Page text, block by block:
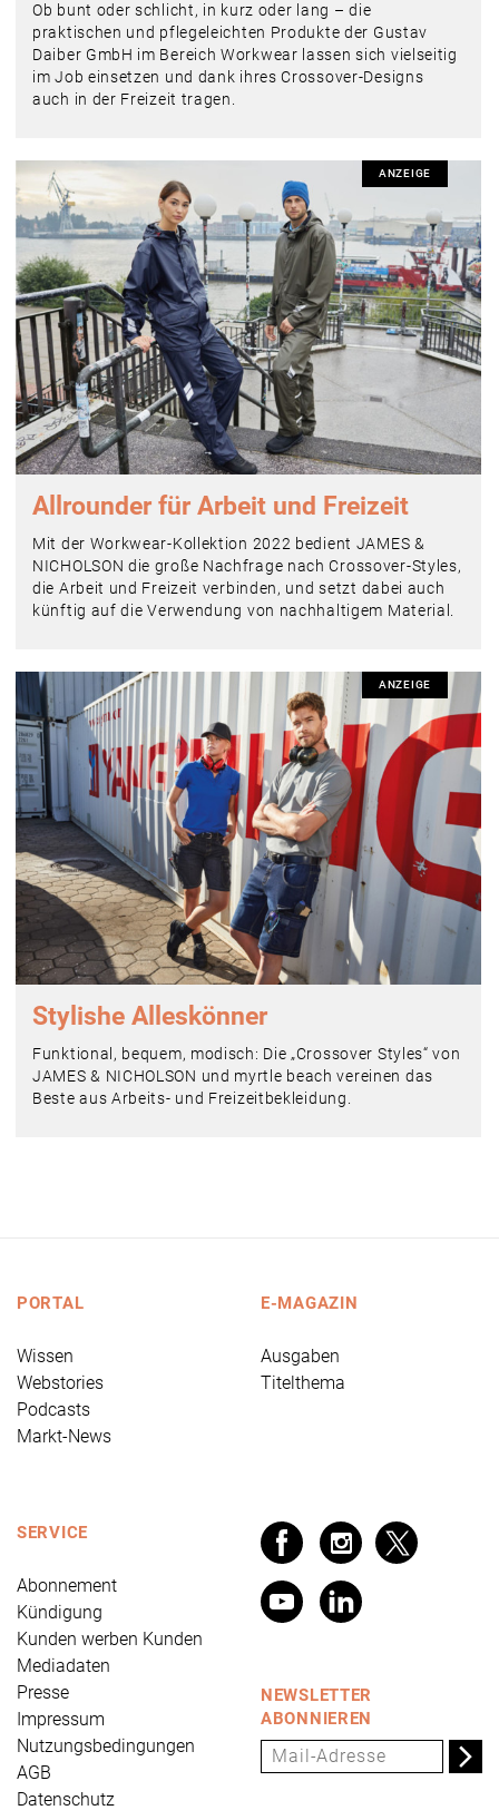
Ob bunt oder schlicht, in kurz oder lang – die
praktischen und pflegeleichten Produkte der Gustav
Daiber GmbH im Bereich Workwear lassen sich vielseitig
im Job einsetzen und dank ihres Crossover-Designs
auch in der Freizeit tragen.
ANZEIGE
Allrounder für Arbeit und Freizeit
Mit der Workwear-Kollektion 2022 bedient JAMES &
NICHOLSON die große Nachfrage nach Crossover-Styles,
die Arbeit und Freizeit verbinden, und setzt dabei auch
künftig auf die Verwendung von nachhaltigem Material.
ANZEIGE
Stylishe Alleskönner
Funktional, bequem, modisch: Die „Crossover Styles“ von
JAMES & NICHOLSON und myrtle beach vereinen das
Beste aus Arbeits- und Freizeitbekleidung.
PORTAL
Wissen
Webstories
Podcasts
Markt-News
E-MAGAZIN
Ausgaben
Titelthema
SERVICE
Abonnement
Kündigung
Kunden werben Kunden
Mediadaten
Presse
Impressum
Nutzungsbedingungen
AGB
Datenschutz
NEWSLETTER
ABONNIEREN